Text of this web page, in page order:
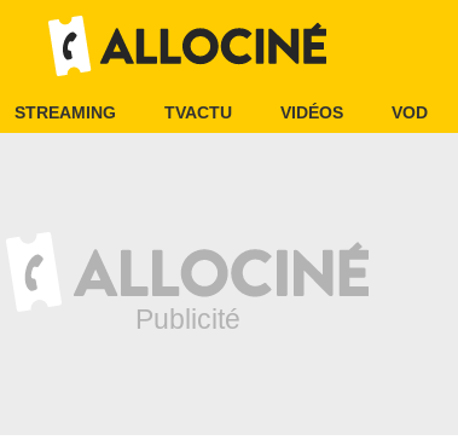
STREAMING TVACTU VIDÉOS VOD